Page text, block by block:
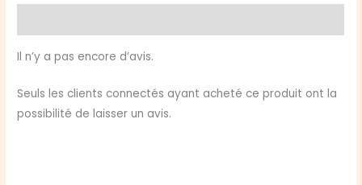
Jeu
Rôle
Solo
Il n’y a pas encore d’avis.
Seuls les clients connectés ayant acheté ce produit ont la
possibilité de laisser un avis.